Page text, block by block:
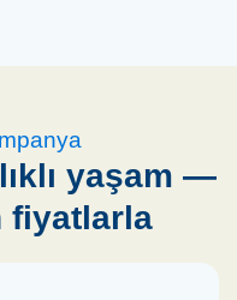
yaşam —
fiyatlarla